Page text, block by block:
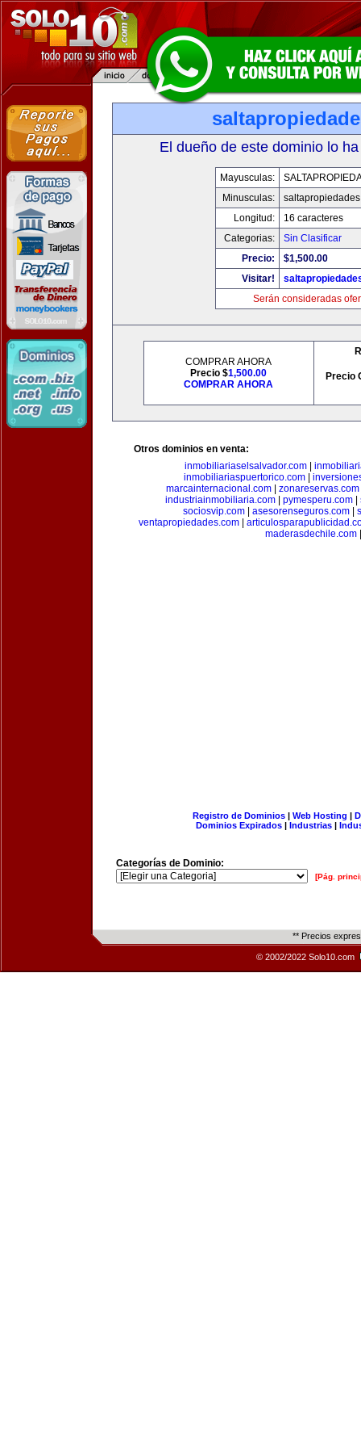
El dueño de este dominio lo
Mayusculas:
Minusculas:
Longitud:
16 caracteres
Categorias:
Sin Clasificar
Precio:
$1,500.00
Visitar!
Serán consideradas
COMPRAR AHORA
Precio $1,500.00
COMPRAR AHORA
Precio
Otros dominios en venta:
inmobiliariaselsalvador.com|
inmobiliariaspuertorico.com
marcainternacional.com| zonareservas.com
industriainmobiliaria.com| pymesperu.com|
sociosvip.com
asesorenseguros.com
ventapropiedades.com
maderasdechile.com
Registro de Dominios| Web Hosting |
Dominios Expirados | Industrias |
Categorías de Dominio:
[Pág.
** Precios
© 2002/2022 Solo10.com